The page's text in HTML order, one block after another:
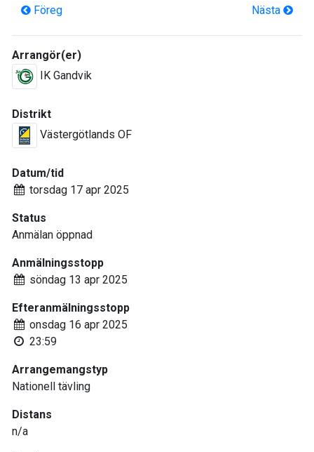
Föreg Nästa
Arrangör(er)
IK Gandvik
Distrikt
Västergötlands OF
Datum/tid
torsdag 17 apr 2025
Status
Anmälan öppnad
Anmälningsstopp
söndag 13 apr 2025
Efteranmälningsstopp
onsdag 16 apr 2025
23:59
Arrangemangstyp
Nationell tävling
Distans
n/a